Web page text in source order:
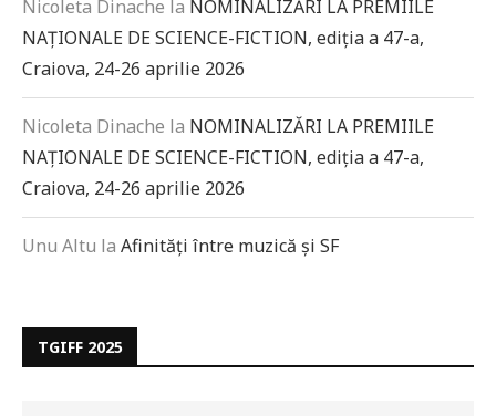
Nicoleta Dinache la NOMINALIZĂRI LA PREMIILE
NAȚIONALE DE SCIENCE-FICTION, ediția a 47-a,
Craiova, 24-26 aprilie 2026
Nicoleta Dinache la NOMINALIZĂRI LA PREMIILE
NAȚIONALE DE SCIENCE-FICTION, ediția a 47-a,
Craiova, 24-26 aprilie 2026
Unu Altu la Afinități între muzică și SF
TGIFF 2025